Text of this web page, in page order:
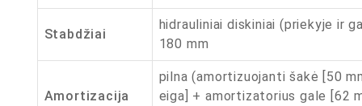
Stabdžiai
hidrauliniai diskiniai (priekyje ir
180 mm
Amortizacija
pilna (amortizuojanti šakė [50
eiga] + amortizatorius gale [62